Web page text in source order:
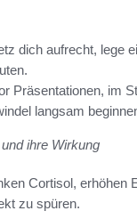
dich aufrecht, lege
Präsentationen, im
langsam
ihre Wirkung
Cortisol, erhöhen
zu spüren.